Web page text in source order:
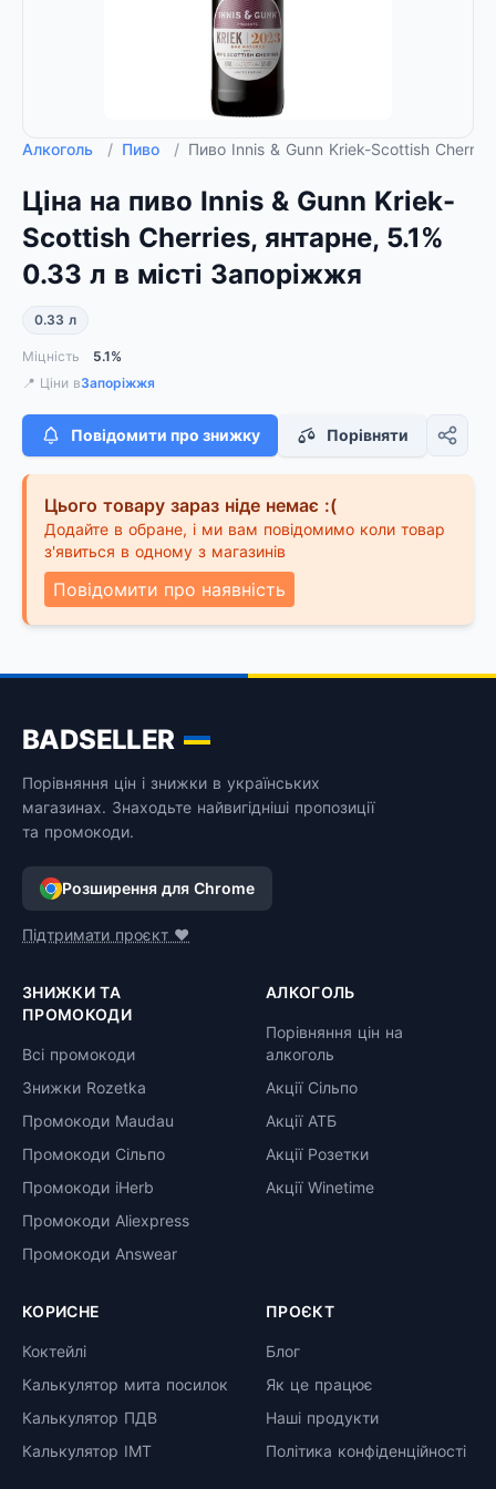
Алкоголь / Пиво / Пиво Innis & Gunn Kriek-Scottish
Ціна на пиво Innis & Gunn Kriek-
Scottish Cherries, янтарне, 5.1%
0.33 л в місті Запоріжжя
0.33 л
Міцність
5.1%
📍 Ціни вЗапоріжжя
Повідомити про знижку Порівняти
Цього товару зараз ніде немає :(
Додайте в обране, і ми вам повідомимо коли товар
з'явиться в одному з магазинів
Повідомити про наявність
BADSELLER
Порівняння цін і знижки в українських
магазинах. Знаходьте найвигідніші пропозиції
та промокоди.
Розширення для Chrome
Підтримати проєкт ❤️
ЗНИЖКИ ТА
ПРОМОКОДИ
Всі промокоди
Знижки Rozetka
Промокоди Maudau
Промокоди Сільпо
Промокоди iHerb
Промокоди Aliexpress
Промокоди Answear
АЛКОГОЛЬ
Порівняння цін на
алкоголь
Акції Сільпо
Акції АТБ
Акції Розетки
Акції Winetime
КОРИСНЕ
Коктейлі
Калькулятор мита посилок
Калькулятор ПДВ
Калькулятор ІМТ
ПРОЄКТ
Блог
Як це працює
Наші продукти
Політика конфіденційності